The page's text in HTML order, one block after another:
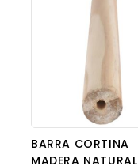
BARRA CORTINA
MADERA NATURAL